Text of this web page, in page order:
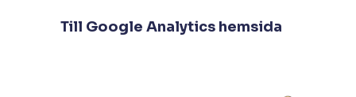
Till Google Analytics hemsida